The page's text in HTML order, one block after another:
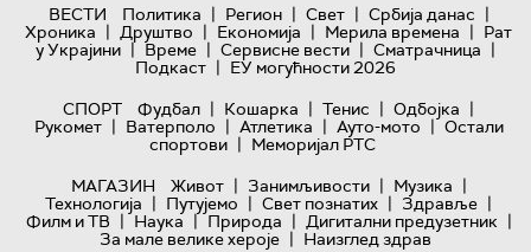
ВЕСТИ Политика | Регион | Свет | Србија данас |
Хроника | Друштво | Економија | Мерила времена | Рат
у Украјини | Време | Сервисне вести | Сматрачница |
Подкаст | ЕУ могућности 2026
СПОРТ
Фудбал | Кошарка | Тенис | Одбојка |
Рукомет | Ватерполо | Атлетика | Ауто-мото | Остали
спортови | Меморијал РТС
МАГАЗИН
Живот | Занимљивости | Музика |
Технологијa | Путујемо | Свет познатих | Здравље |
Филм и ТВ | Наука | Природа | Дигитални предузетник |
За мале велике хероје | Наизглед здрав